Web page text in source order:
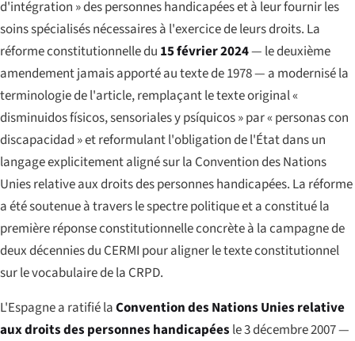
d'intégration » des personnes handicapées et à leur fournir les
soins spécialisés nécessaires à l'exercice de leurs droits. La
réforme constitutionnelle du 15 février 2024— le deuxième
amendement jamais apporté au texte de 1978 — a modernisé la
terminologie de l'article, remplaçant le texte original «
disminuidos físicos, sensoriales y psíquicos» par «personas con
discapacidad » et reformulant l'obligation de l'État dans un
langage explicitement aligné sur la Convention des Nations
Unies relative aux droits des personnes handicapées. La réforme
a été soutenue à travers le spectre politique et a constitué la
première réponse constitutionnelle concrète à la campagne de
deux décennies du CERMI pour aligner le texte constitutionnel
sur le vocabulaire de la CRPD.
L'Espagne a ratifié laConvention des Nations Unies relative
aux droits des personnes handicapées le 3 décembre 2007 —